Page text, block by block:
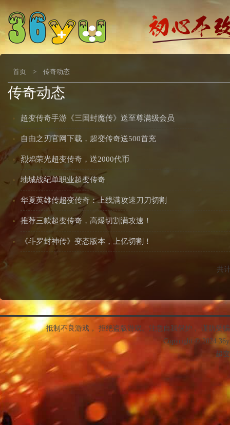
首页 > 传奇动态
传奇动态
超变传奇手游《三国封魔传》送至尊满级会员
自由之刃官网下载，超变传奇送500首充
烈焰荣光超变传奇，送2000代币
地城战纪单职业超变传奇
华夏英雄传超变传奇：上线满攻速刀刀切割
推荐三款超变传奇，高爆切割满攻速！
《斗罗封神传》变态版本，上亿切割！
共
抵制不良游戏， 拒绝盗版游戏。注意自我保护， 谨防受
Copyright © 2024
超